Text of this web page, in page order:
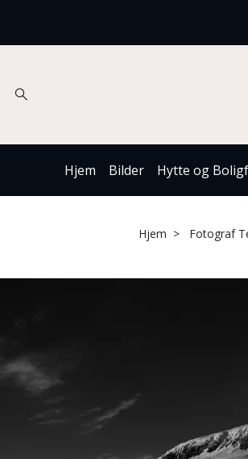
Hjem Bilder Hytte og
Hjem Fotograf